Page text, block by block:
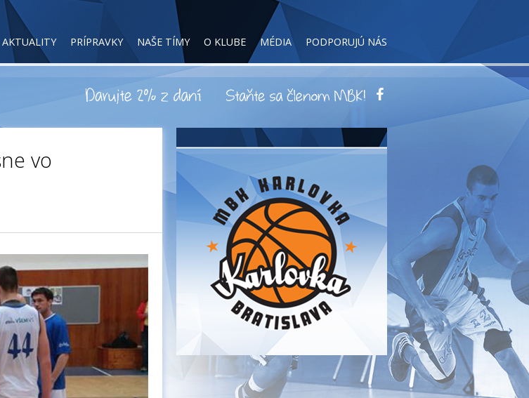
AKTUALITY PRÍPRAVKY NAŠE TÍMY O KLUBE MÉDIA PODPORUJÚ NÁS
vo